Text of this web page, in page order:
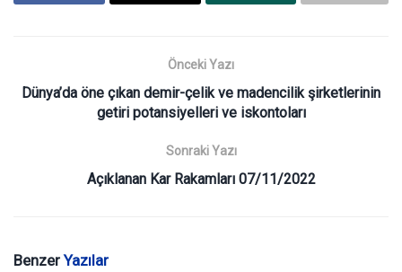
Önceki Yazı
Dünya’da öne çıkan demir-çelik ve madencilik şirketlerinin
getiri potansiyelleri ve iskontoları
Sonraki Yazı
Açıklanan Kar Rakamları 07/11/2022
BenzerYazılar